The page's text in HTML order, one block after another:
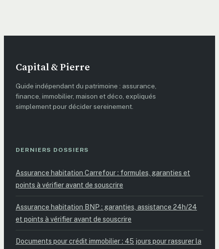
Capital & Pierre
Guide indépendant du patrimoine : assurance,
finance, immobilier, maison et déco, expliqués
simplement pour décider sereinement.
DERNIERS DOSSIERS
Assurance habitation Carrefour : formules, garanties et
points à vérifier avant de souscrire
Assurance habitation BNP : garanties, assistance 24h/24
et points à vérifier avant de souscrire
Documents pour crédit immobilier : 45 jours pour rassurer la